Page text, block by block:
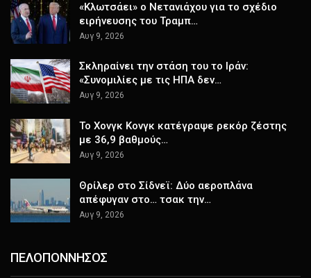
«Κλωτσάει» ο Νετανιάχου για το σχέδιο
ειρήνευσης του Τραμπ…
Αυγ 9, 2026
Σκληραίνει την στάση του το Ιράν:
«Συνομιλίες με τις ΗΠΑ δεν…
Αυγ 9, 2026
Το Χονγκ Κονγκ κατέγραψε ρεκόρ ζέστης
με 36,9 βαθμούς…
Αυγ 9, 2026
Θρίλερ στο Σίδνεϊ: Δύο αεροπλάνα
απέφυγαν στο… τσακ την…
Αυγ 9, 2026
ΠΕΛΟΠΟΝΝΗΣΟΣ